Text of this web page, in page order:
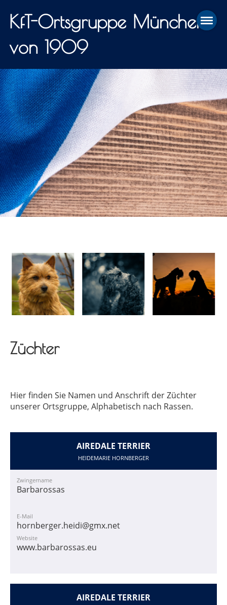
KfT-Ortsgruppe München
von 1909
Züchter
Hier finden Sie Namen und Anschrift der Züchter
unserer Ortsgruppe, Alphabetisch nach Rassen.
AIREDALE TERRIER
HEIDEMARIE HORNBERGER
Zwingername
Barbarossas
E-Mail
hornberger.heidi@gmx.net
Website
www.barbarossas.eu
AIREDALE TERRIER